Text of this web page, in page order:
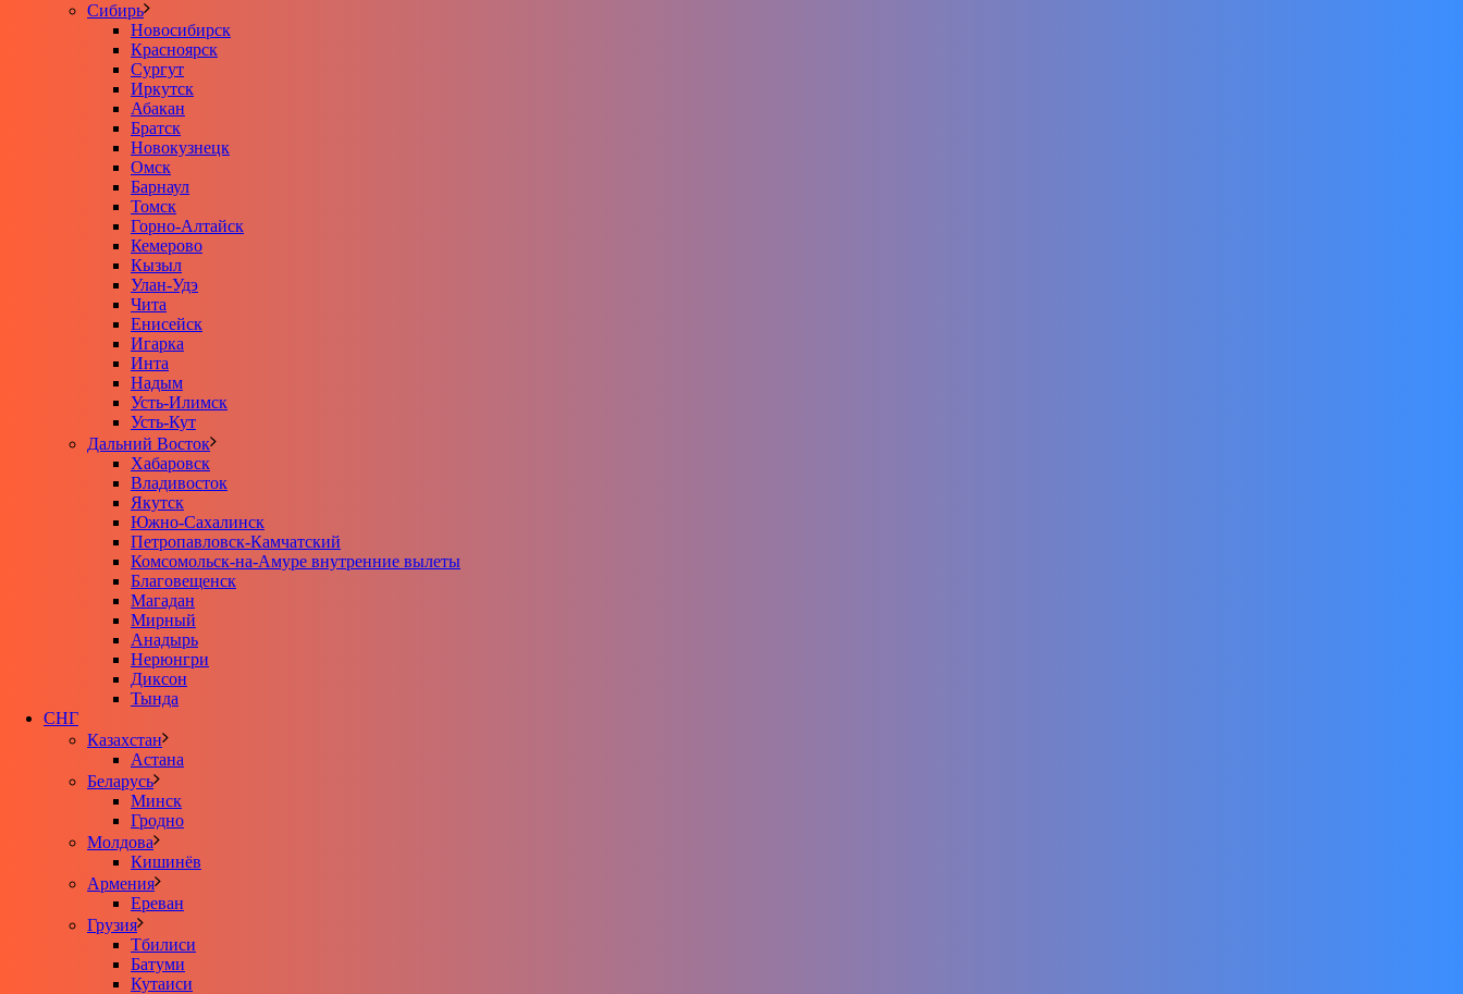
Сибирь
Новосибирск
Красноярск
Сургут
Иркутск
Абакан
Братск
Новокузнецк
Омск
Барнаул
Томск
Горно-Алтайск
Кемерово
Кызыл
Улан-Удэ
Чита
Енисейск
Игарка
Инта
Надым
Усть-Илимск
Усть-Кут
Дальний Восток
Хабаровск
Владивосток
Якутск
Южно-Сахалинск
Петропавловск-Камчатский
Комсомольск-на-Амуре внутренние вылеты
Благовещенск
Магадан
Мирный
Анадырь
Нерюнгри
Диксон
Тында
СНГ
Казахстан
Астана
Беларусь
Минск
Гродно
Молдова
Кишинёв
Армения
Ереван
Грузия
Тбилиси
Батуми
Кутаиси